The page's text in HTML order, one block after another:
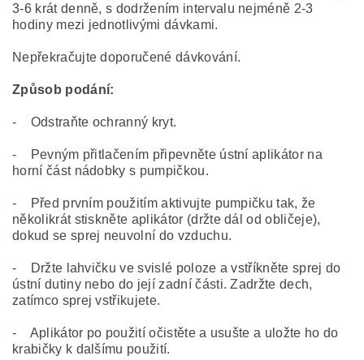
3-6 krát denně, s dodržením intervalu nejméně 2-3
hodiny mezi jednotlivými dávkami.
Nepřekračujte doporučené dávkování.
Způsob podání:
- Odstraňte ochranný kryt.
- Pevným přitlačením připevněte ústní aplikátor na
horní část nádobky s pumpičkou.
- Před prvním použitím aktivujte pumpičku tak, že
několikrát stiskněte aplikátor (držte dál od obličeje),
dokud se sprej neuvolní do vzduchu.
- Držte lahvičku ve svislé poloze a vstříkněte sprej do
ústní dutiny nebo do její zadní části. Zadržte dech,
zatímco sprej vstřikujete.
- Aplikátor po použití očistěte a usušte a uložte ho do
krabičky k dalšímu použití.